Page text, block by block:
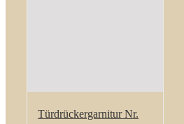
Türdrückergarnitur Nr.